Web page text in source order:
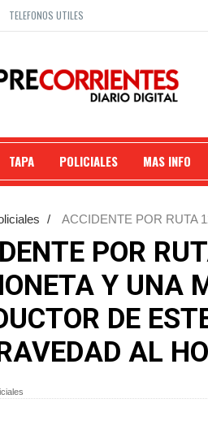
TELEFONOS UTILES
TAPA POLICIALES MAS INFO
/
ACCIDENTE POR RUTA
POR
Y UNA
DE
AL